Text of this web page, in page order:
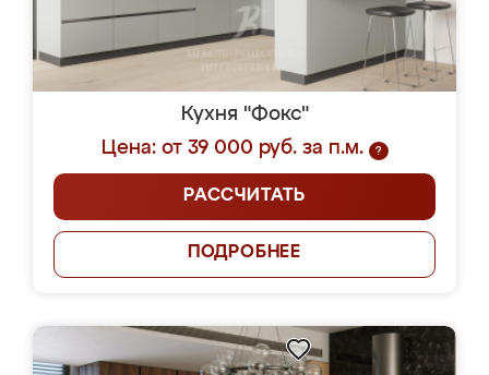
Кухня "Фокс"
Цена: от 39 000 руб. за п.м.
?
РАССЧИТАТЬ
ПОДРОБНЕЕ